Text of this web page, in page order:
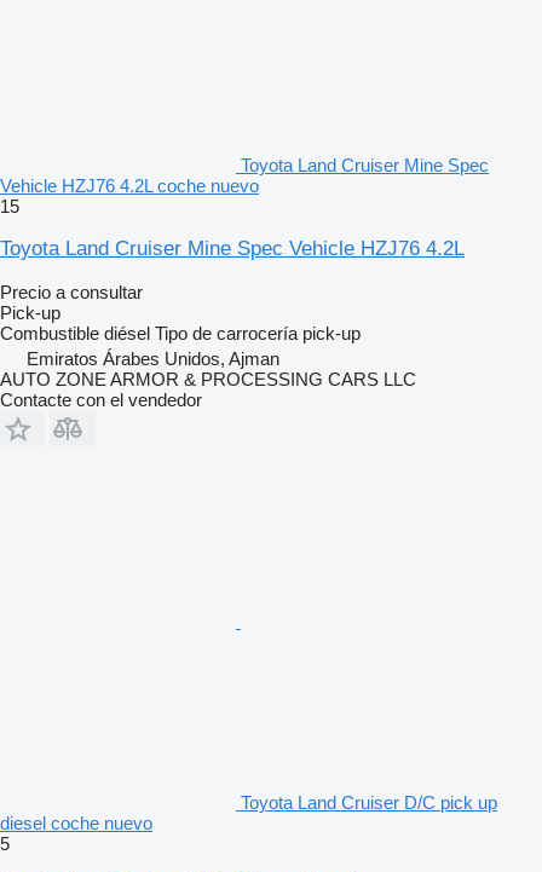
Toyota Land Cruiser Mine Spec
Vehicle HZJ76 4.2L coche nuevo
15
Toyota Land Cruiser Mine Spec Vehicle HZJ76 4.2L
Precio a consultar
Pick-up
Combustible diésel Tipo de carrocería pick-up
Emiratos Árabes Unidos, Ajman
AUTO ZONE ARMOR & PROCESSING CARS LLC
Contacte con el vendedor
Toyota Land Cruiser D/C pick up
diesel coche nuevo
5